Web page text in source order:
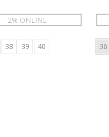
-2% ONLINE
38 39 40 36